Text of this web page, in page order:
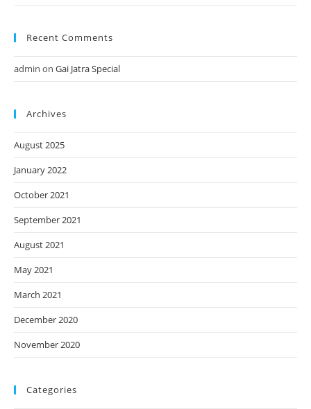
Recent Comments
admin on Gai Jatra Special
Archives
August 2025
January 2022
October 2021
September 2021
August 2021
May 2021
March 2021
December 2020
November 2020
Categories